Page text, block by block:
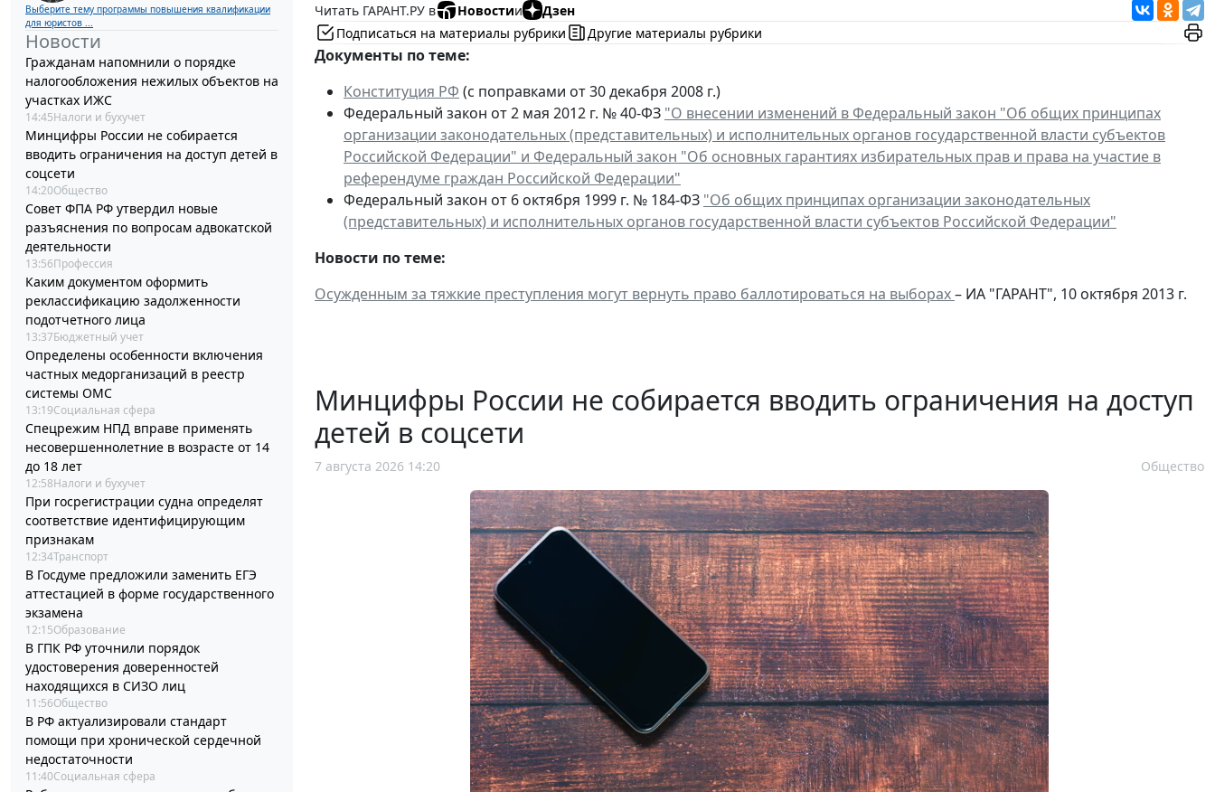
Выберите тему программы повышения квалификации
для юристов ...
Новости
Гражданам напомнили о порядке
налогообложения нежилых объектов на
участках ИЖС
14:45Налоги и бухучет
Минцифры России не собирается
вводить ограничения на доступ детей в
соцсети
14:20Общество
Совет ФПА РФ утвердил новые
разъяснения по вопросам адвокатской
деятельности
13:56Профессия
Каким документом оформить
реклассификацию задолженности
подотчетного лица
13:37Бюджетный учет
Определены особенности включения
частных медорганизаций в реестр
системы ОМС
13:19Социальная сфера
Спецрежим НПД вправе применять
несовершеннолетние в возрасте от 14
до 18 лет
12:58Налоги и бухучет
При госрегистрации судна определят
соответствие идентифицирующим
признакам
12:34Транспорт
В Госдуме предложили заменить ЕГЭ
аттестацией в форме государственного
экзамена
12:15Образование
В ГПК РФ уточнили порядок
удостоверения доверенностей
находящихся в СИЗО лиц
11:56Общество
В РФ актуализировали стандарт
помощи при хронической сердечной
недостаточности
11:40Социальная сфера
Читать ГАРАНТ.РУ в
Новостии
Дзен
Подписаться на материалы рубрики
Другие материалы рубрики
Документы по теме:
Конституция РФ (с поправками от 30 декабря 2008 г.)
Федеральный закон от 2 мая 2012 г. № 40-ФЗ "О внесении изменений в Федеральный закон "Об общих принципах
организации законодательных (представительных) и исполнительных органов государственной власти субъектов
Российской Федерации" и Федеральный закон "Об основных гарантиях избирательных прав и права на участие в
референдуме граждан Российской Федерации"
Федеральный закон от 6 октября 1999 г. № 184-ФЗ "Об общих принципах организации законодательных
(представительных) и исполнительных органов государственной власти субъектов Российской Федерации"
Новости по теме:
Осужденным за тяжкие преступления могут вернуть право баллотироваться на выборах– ИА "ГАРАНТ", 10 октября 2013 г.
Минцифры России не собирается вводить ограничения на доступ
детей в соцсети
7 августа 2026 14:20 Общество